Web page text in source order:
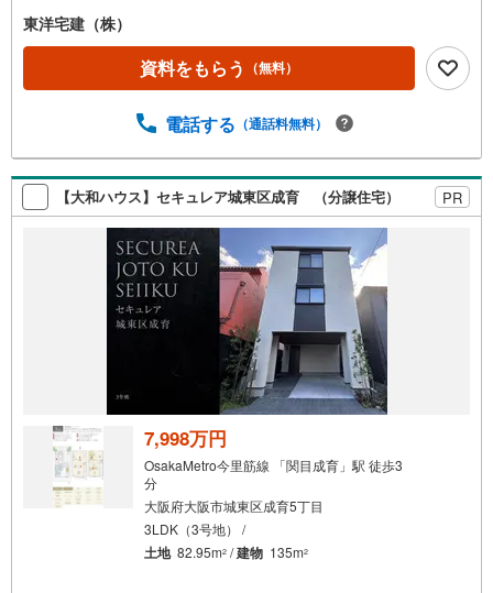
東洋宅建（株）
資料をもらう （無料）
電話する （通話料無料）
【大和ハウス】セキュレア城東区成育 （分譲住宅） PR
7,998万円
OsakaMetro今里筋線 「関目成育」駅 徒歩3
分
大阪府大阪市城東区成育5丁目
3LDK（3号地） /
土地 82.95m2 /建物 135m2